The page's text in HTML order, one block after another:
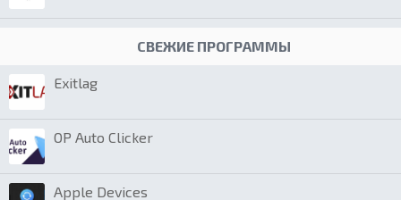
СВЕЖИЕ ПРОГРАММЫ
Exitlag
OP Auto Clicker
Apple Devices